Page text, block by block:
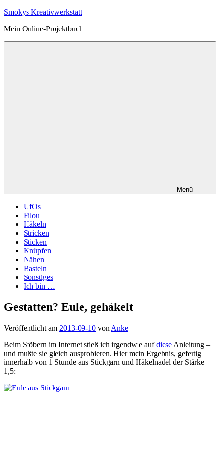
Zum
springen
Smokys Kreativwerkstatt
Mein Online-Projektbuch
Menü
UfOs
Filou
Häkeln
Stricken
Sticken
Knüpfen
Nähen
Basteln
Sonstiges
Ich bin …
Gestatten? Eule, gehäkelt
Veröffentlicht am 2013-09-10 von Anke
Beim Stöbern im Internet stieß ich irgendwie aufdiese Anleitung –
und mußte sie gleich ausprobieren. Hier mein Ergebnis, gefertig
innerhalb von 1 Stunde aus Stickgarn und Häkelnadel der Stärke
1,5: